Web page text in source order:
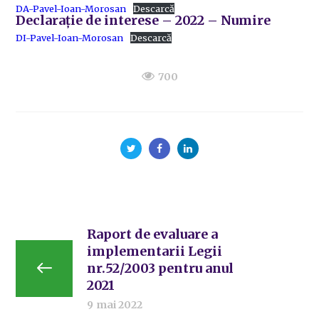
DA-Pavel-Ioan-Morosan Descarcă
Declarație de interese – 2022 – Numire
DI-Pavel-Ioan-Morosan Descarcă
700
Raport de evaluare a
implementarii Legii
nr.52/2003 pentru anul
2021
9 mai 2022